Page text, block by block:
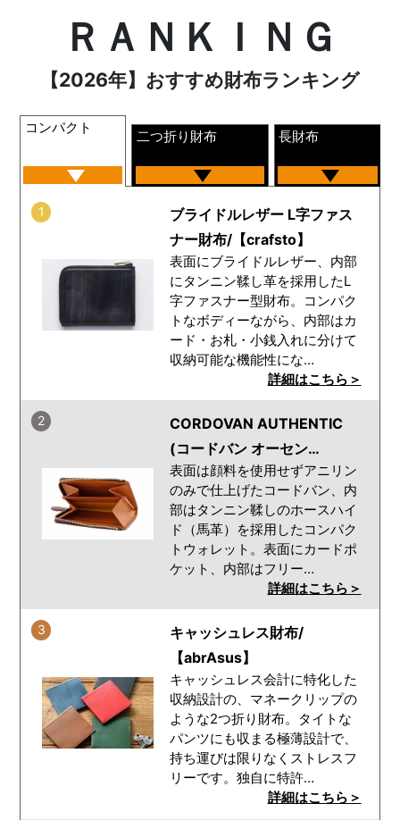
ＲＡＮＫＩＮＧ
【2026年】おすすめ財布ランキング
コンパクト
二つ折り財布 長財布
1
ブライドルレザー L字ファス
ナー財布/【crafsto】
表面にブライドルレザー、内部
にタンニン鞣し革を採用したL
字ファスナー型財布。コンパク
トなボディーながら、内部はカ
ード・お札・小銭入れに分けて
収納可能な機能性にな…
詳細はこちら＞
2
CORDOVAN AUTHENTIC
(コードバン オーセン…
表面は顔料を使用せずアニリン
のみで仕上げたコードバン、内
部はタンニン鞣しのホースハイ
ド（馬革）を採用したコンパク
トウォレット。表面にカードポ
ケット、内部はフリー…
詳細はこちら＞
3
キャッシュレス財布/
【abrAsus】
キャッシュレス会計に特化した
収納設計の、マネークリップの
ような2つ折り財布。タイトな
パンツにも収まる極薄設計で、
持ち運びは限りなくストレスフ
リーです。独自に特許…
詳細はこちら＞